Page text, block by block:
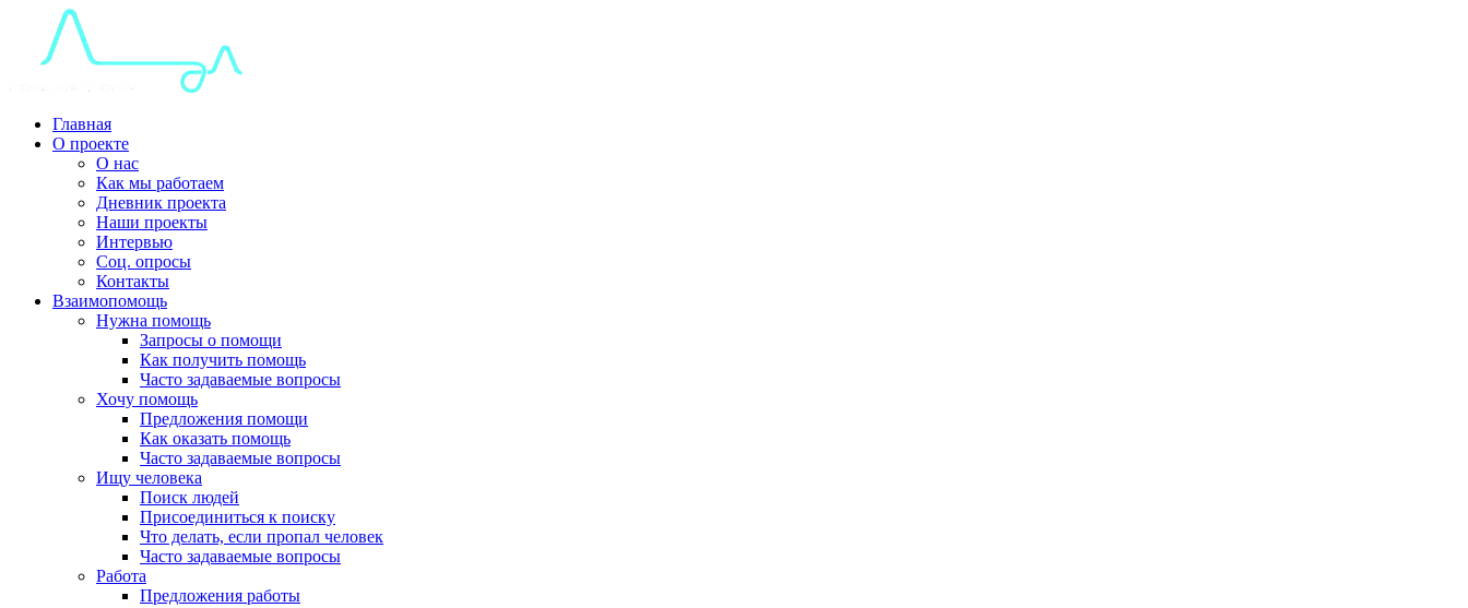
Главная
О проекте
О нас
Как мы работаем
Дневник проекта
Наши проекты
Интервью
Соц. опросы
Контакты
Взаимопомощь
Нужна помощь
Запросы о помощи
Как получить помощь
Часто задаваемые вопросы
Хочу помощь
Предложения помощи
Как оказать помощь
Часто задаваемые вопросы
Ищу человека
Поиск людей
Присоединиться к поиску
Что делать, если пропал человек
Часто задаваемые вопросы
Работа
Предложения работы